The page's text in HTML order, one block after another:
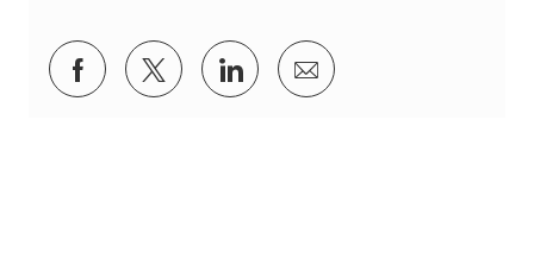
Jaa Facebookin kautta
Jaa Twitterissä
Jaa LinkedInin kautta
Jaa sähköpostitse